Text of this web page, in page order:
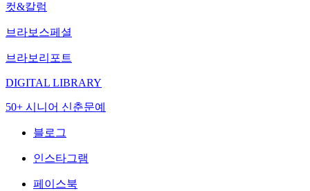
컷&칼럼
브라보스페셜
브라보리포트
DIGITAL LIBRARY
50+ 시니어 신춘문예
블로그
인스타그램
페이스북